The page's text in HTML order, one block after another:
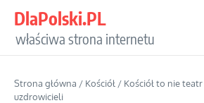
DlaPolski.PL
właściwa strona internetu
Strona główna / Kościół / Kościół to nie
uzdrowicieli